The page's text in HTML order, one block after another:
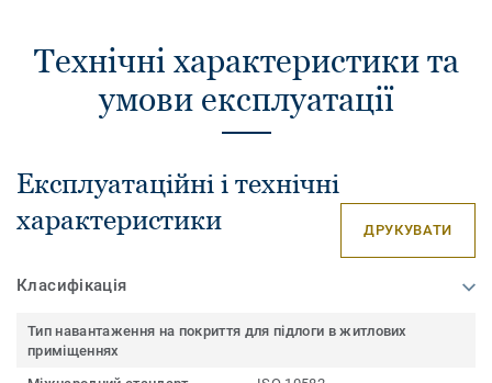
Технічні характеристики та
умови експлуатації
Експлуатаційні і технічні
характеристики
ДРУКУВАТИ
Класифікація
Тип навантаження на покриття для підлоги в житлових
приміщеннях